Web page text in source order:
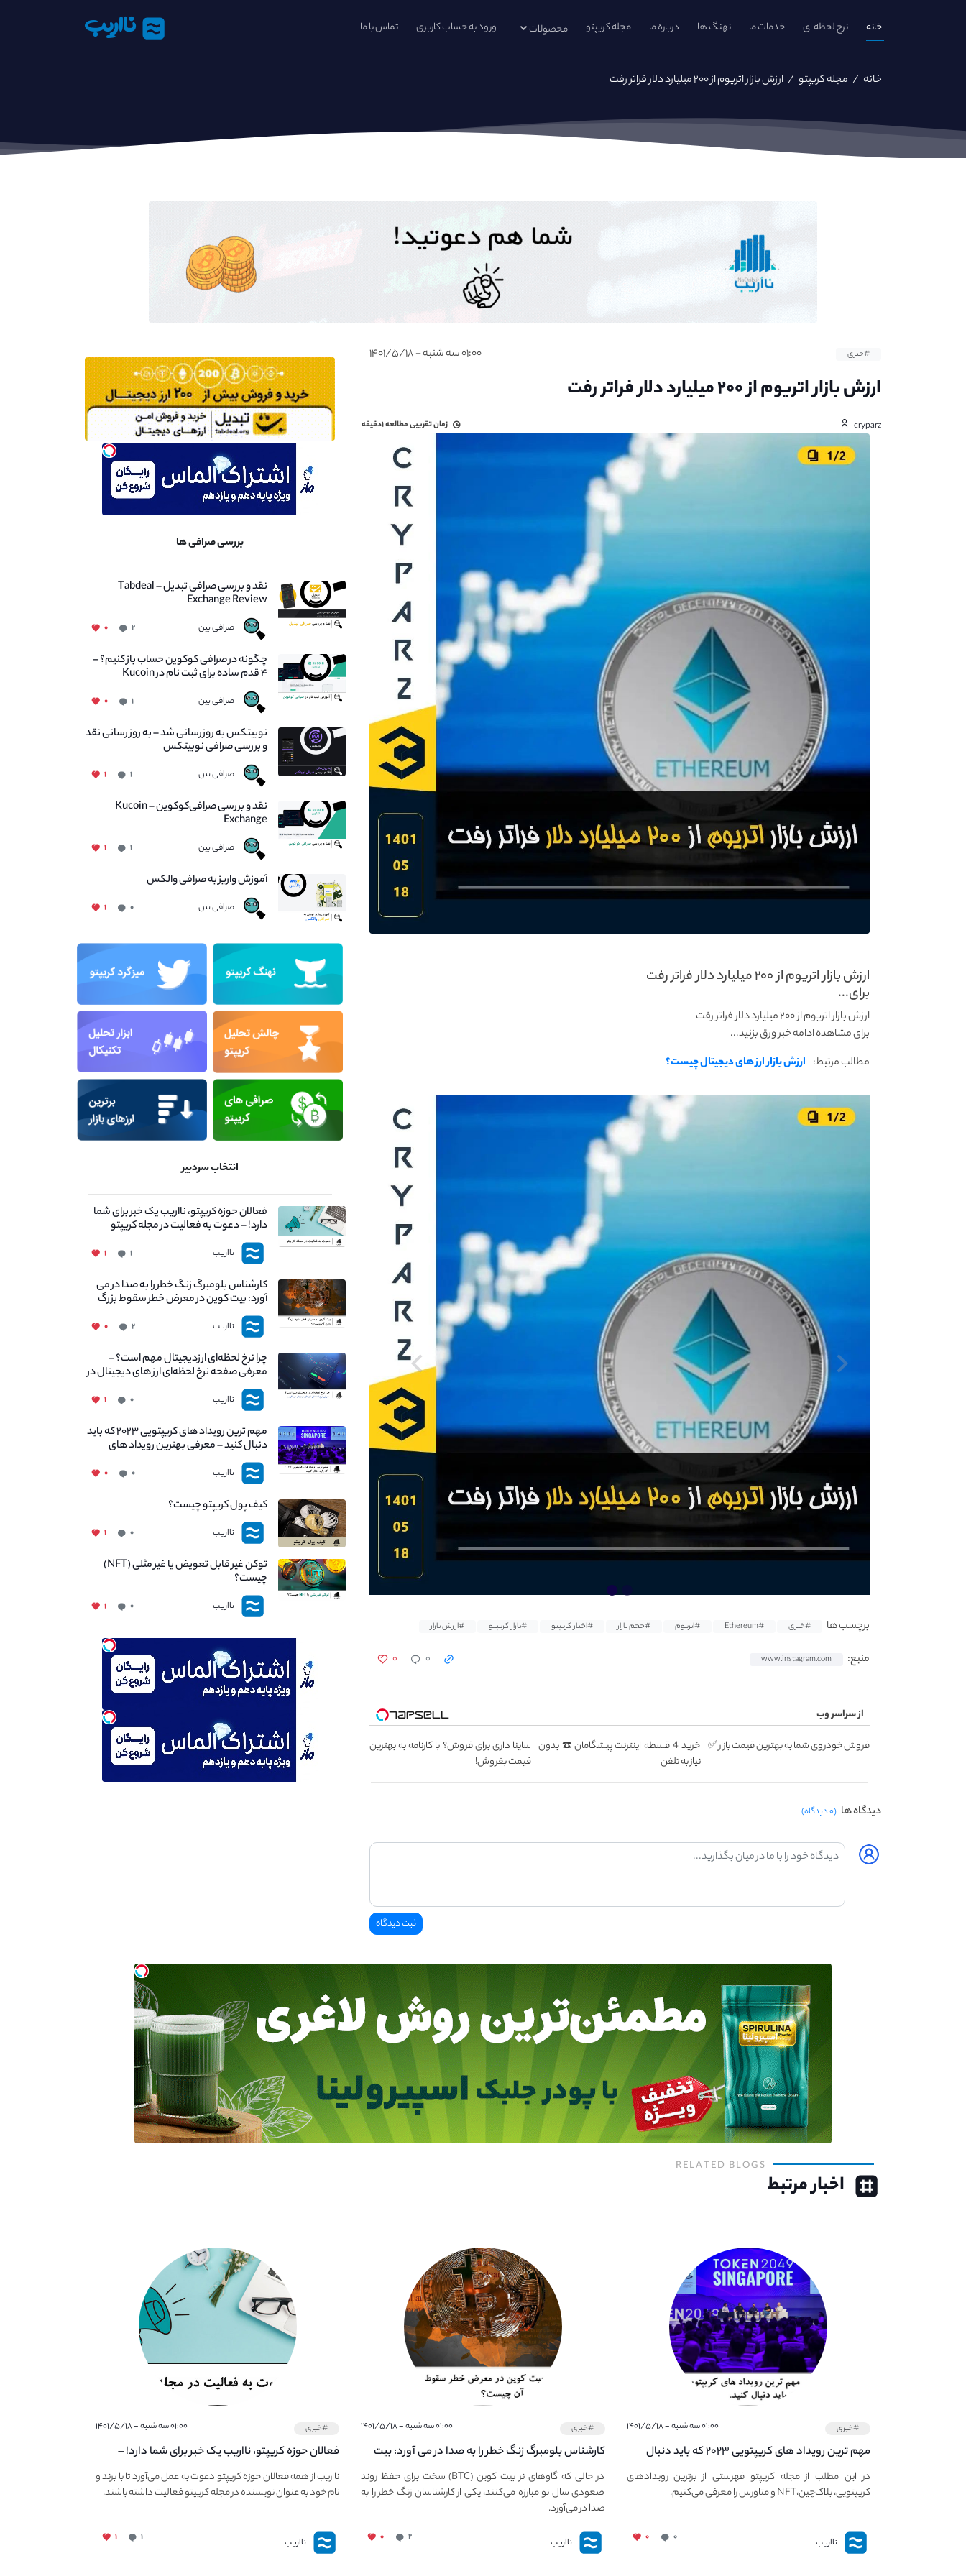
خانه نرخ لحظه ای خدمات ما نهنگ ها درباره ما مجله کریپتو محصولات ورود به حساب کاربری تماس با ما نااریب
خانه / مجله کریپتو / ارزش بازار اتریوم از ۲۰۰ میلیارد دلار فراتر رفت
#خبری ۰۱:۰۰ سه شنبه - ۱۴۰۱/۵/۱۸
ارزش بازار اتریوم از ۲۰۰ میلیارد دلار فراتر رفت
cryparz زمان تقریبی مطالعه۱دقیقه
ارزش بازار اتریوم از ۲۰۰ میلیارد دلار فراتر رفت
برای...
ارزش بازار اتریوم از ۲۰۰ میلیارد دلار فراتر رفت
برای مشاهده ادامه خبر ورق بزنید...
مطالب مرتبط: ارزش بازار ارز های دیجیتال چیست؟
برچسب ها #خبری #Ethereum #اتریوم #حجم بازار #اخبار کریپتو #بازار کریپتو #ارزش بازار
منبع: www.instagram.com ۰ ۰
از سراسر وب
فروش خودروی شما به بهترین قیمت بازار ✅
خرید 4 قسطه اینترنت پیشگامان ☎️ بدون
نیاز به تلفن
ساینا داری برای فروش؟ با کارنامه به بهترین
قیمت بفروش!
دیدگاه ها (۰ دیدگاه)
بررسی صرافی ها
نقد و بررسی صرافی تبدیل – Tabdeal
Exchange Review
صرافی بین ۲ ۰
چگونه در صرافی کوکوین حساب باز کنیم؟ -
۴ قدم ساده برای ثبت نام در Kucoin
صرافی بین ۱ ۰
نوبیتکس به روزرسانی شد – به روز رسانی نقد
و بررسی صرافی نوبیتکس
صرافی بین ۱ ۱
نقد و بررسی صرافی‌کوکوین – Kucoin
Exchange
صرافی بین ۱ ۱
آموزش واریز به صرافی والکس
صرافی بین ۰ ۱
انتخاب سردبیر
فعالان حوزه کریپتو، نااریب یک خبر برای شما
دارد! – دعوت به فعالیت در مجله کریپتو
نااریب ۱ ۱
کارشناس بلومبرگ زنگ خطر را به صدا در می
آورد: بیت کوین در معرض خطر سقوط بزرگ
است - دلیل آن چیست؟
نااریب ۲ ۰
چرا نرخ لحظه‌ای ارزدیجیتال مهم است؟ -
معرفی صفحه نرخ لحظه‌ای ارز های دیجیتال در
نااریب
نااریب ۰ ۱
مهم ترین رویداد های کریپتویی ۲۰۲۳ که باید
دنبال کنید – معرفی بهترین رویداد های
جهانی
نااریب ۰ ۰
کیف پول کریپتو چیست؟
نااریب ۰ ۱
توکن غیر قابل تعویض یا غیر مثلی (NFT)
چیست؟
نااریب ۰ ۱
RELATED BLOGS
اخبار مرتبط
#خبری ۰۱:۰۰ سه شنبه - ۱۴۰۱/۵/۱۸
مهم ترین رویداد های کریپتویی ۲۰۲۳ که باید دنبال
کنید – معرفی بهترین رویداد های جهانی
در این مطلب از مجله کریپتو فهرستی از برترین رویدادهای
کریپتویی، بلاک‌چین،NFT و متاورس را معرفی می‌کنیم.
نااریب ۰ ۰
#خبری ۰۱:۰۰ سه شنبه - ۱۴۰۱/۵/۱۸
کارشناس بلومبرگ زنگ خطر را به صدا در می آورد: بیت
کوین در معرض خطر سقوط بزرگ است - دلیل آن
چیست؟
در حالی که گاوهای نر بیت کوین (BTC) سخت برای حفظ روند
صعودی سال نو مبارزه می‌کنند، یکی از کارشناسان زنگ خطر را به
صدا در می‌آورد.
نااریب ۲ ۰
#خبری ۰۱:۰۰ سه شنبه - ۱۴۰۱/۵/۱۸
فعالان حوزه کریپتو، نااریب یک خبر برای شما دارد! –
دعوت به فعالیت در مجله کریپتو
نااریب از همه فعالان حوزه کریپتو دعوت به عمل می‌آورد تا با برند و
نام خود به عنوان نویسنده در مجله کریپتو فعالیت داشته باشند.
نااریب ۱ ۱